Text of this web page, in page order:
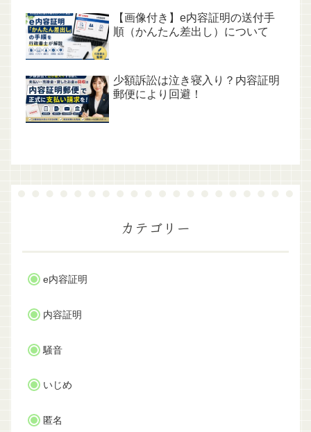
【画像付き】e内容証明の送付手
順（かんたん差出し）について
少額訴訟は泣き寝入り？内容証明
郵便により回避！
カテゴリー
e内容証明
内容証明
騒音
いじめ
匿名